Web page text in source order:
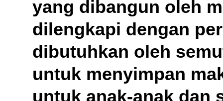
yang dibangun oleh
dilengkapi dengan
dibutuhkan oleh
untuk menyimpan
untuk anak-anak dan